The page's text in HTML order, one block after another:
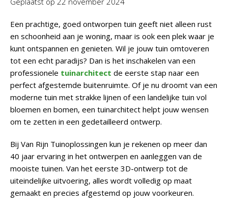
Een prachtige, goed ontworpen tuin geeft niet alleen rust
en schoonheid aan je woning, maar is ook een plek waar je
kunt ontspannen en genieten. Wil je jouw tuin omtoveren
tot een echt paradijs? Dan is het inschakelen van een
professionele tuinarchitect de eerste stap naar een
perfect afgestemde buitenruimte. Of je nu droomt van een
moderne tuin met strakke lijnen of een landelijke tuin vol
bloemen en bomen, een tuinarchitect helpt jouw wensen
om te zetten in een gedetailleerd ontwerp.
Bij Van Rijn Tuinoplossingen kun je rekenen op meer dan
40 jaar ervaring in het ontwerpen en aanleggen van de
mooiste tuinen. Van het eerste 3D-ontwerp tot de
uiteindelijke uitvoering, alles wordt volledig op maat
gemaakt en precies afgestemd op jouw voorkeuren.